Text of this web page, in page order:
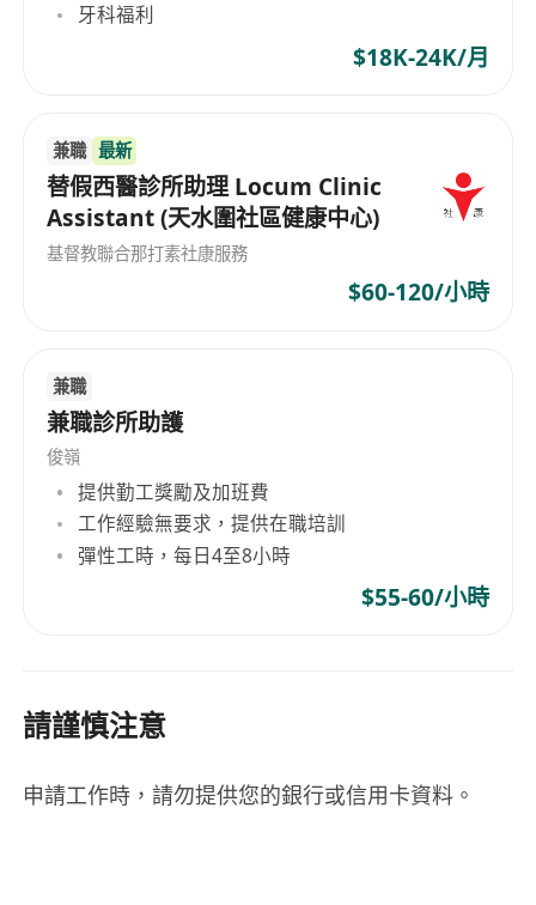
牙科福利
$18K-24K/月
兼職 最新
替假西醫診所助理 Locum Clinic
Assistant (天水圍社區健康中心)
基督教聯合那打素社康服務
$60-120/小時
兼職
兼職診所助護
俊嶺
提供勤工獎勵及加班費
工作經驗無要求，提供在職培訓
彈性工時，每日4至8小時
$55-60/小時
請謹慎注意
申請工作時，請勿提供您的銀行或信用卡資料。